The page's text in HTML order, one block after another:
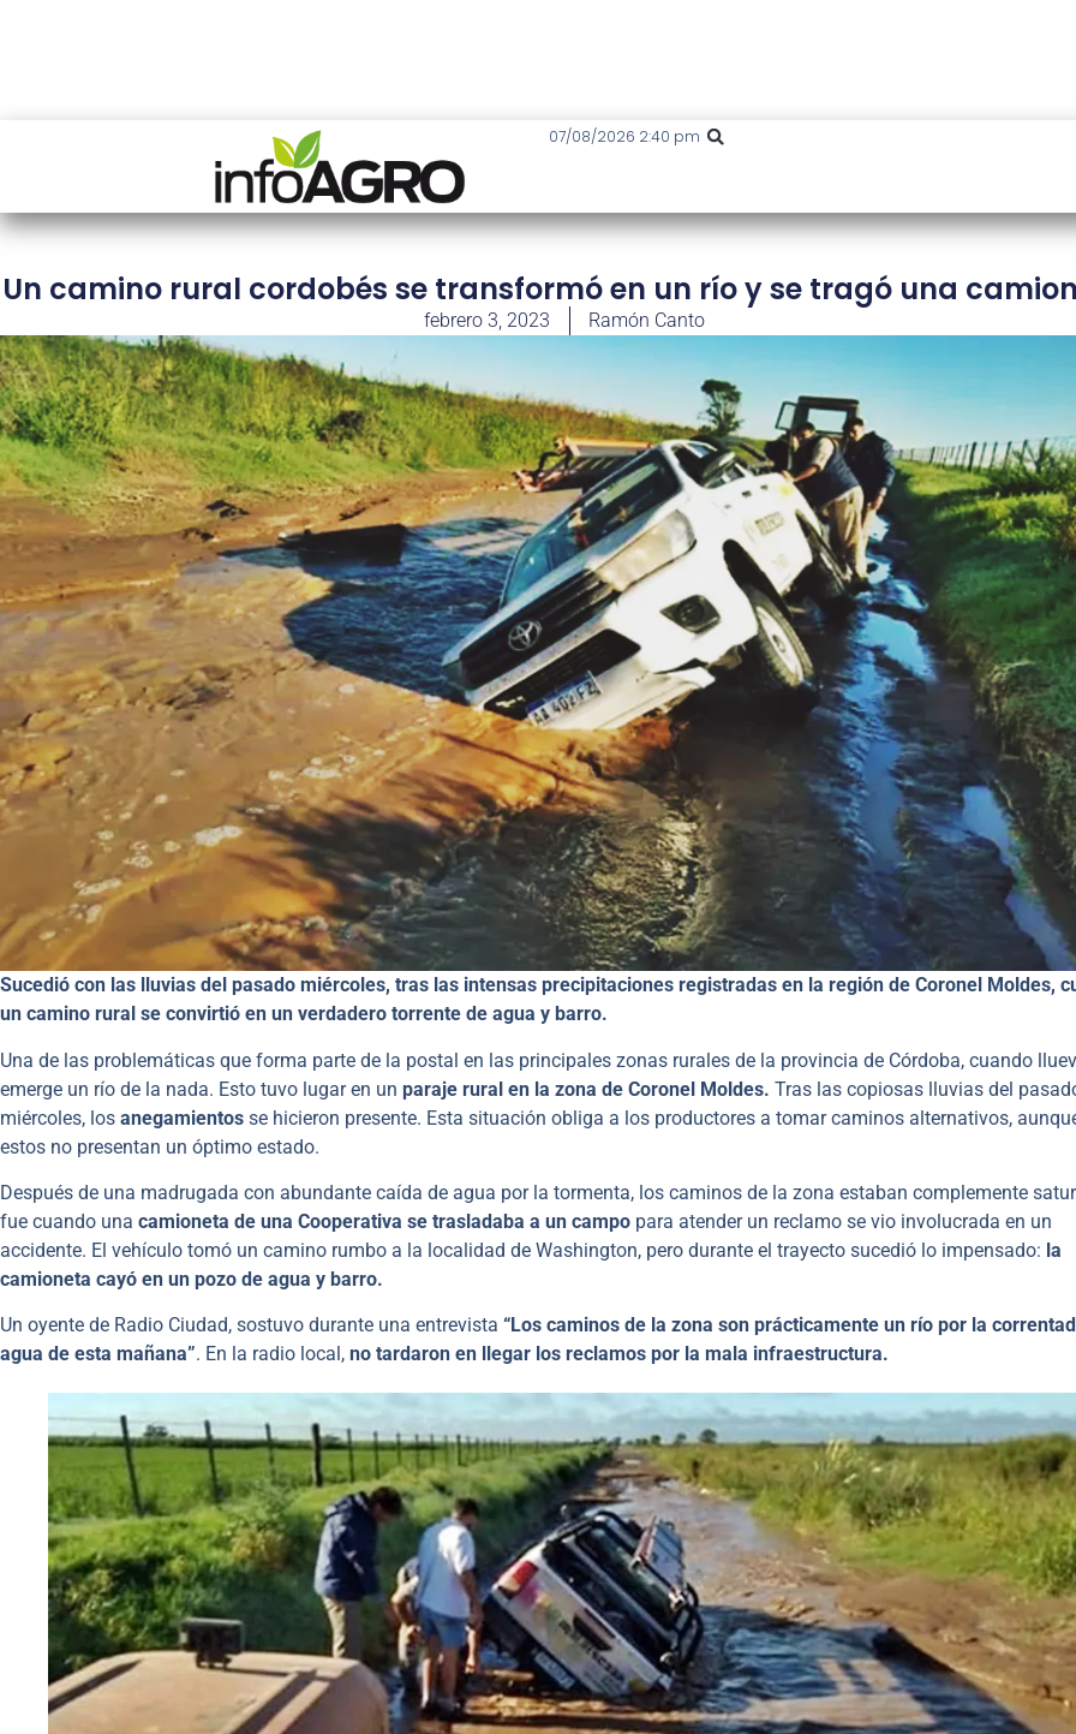
07/08/2026 2:40 pm
Un camino rural cordobés se transformó en un río y se tragó una
febrero 3, 2023 Ramón Canto
Sucedió con las lluvias del pasado miércoles, tras las intensas precipitaciones registradas en la región de Coronel Moldes,
un camino rural se convirtió en un verdadero torrente de agua y barro.
Una de las problemáticas que forma parte de la postal en las principales zonas rurales de la provincia de Córdoba, cuando
emerge un río de la nada. Esto tuvo lugar en un paraje rural en la zona de Coronel Moldes. Tras las copiosas lluvias del
miércoles, los anegamientos se hicieron presente. Esta situación obliga a los productores a tomar caminos alternativos,
estos no presentan un óptimo estado.
Después de una madrugada con abundante caída de agua por la tormenta, los caminos de la zona estaban complemente
fue cuando una camioneta de una Cooperativa se trasladaba a un campo para atender un reclamo se vio involucrada en un
accidente. El vehículo tomó un camino rumbo a la localidad de Washington, pero durante el trayecto sucedió lo impensado: la
camioneta cayó en un pozo de agua y barro.
Un oyente de Radio Ciudad, sostuvo durante una entrevista “Los caminos de la zona son prácticamente un río por la
agua de esta mañana”. En la radio local, no tardaron en llegar los reclamos por la mala infraestructura.